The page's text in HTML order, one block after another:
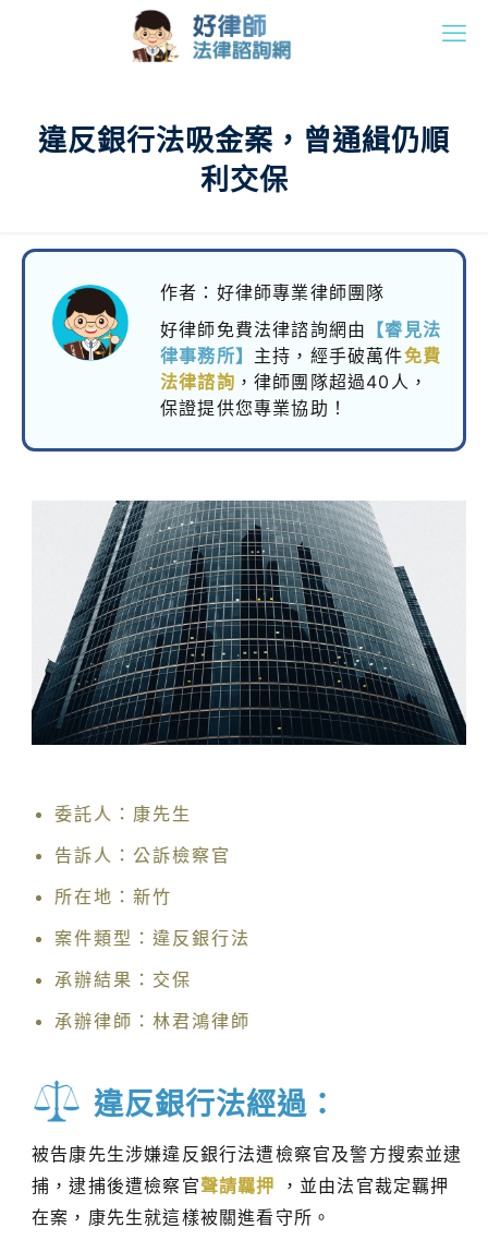
違反銀行法吸金案，曾通緝仍順
利交保
作者：好律師專業律師團隊
好律師免費法律諮詢網由
【睿見法
律事務所】 主持， 經手破萬件免費
法律諮詢 ，律師團隊超過40人，
保證提供您專業協助！
委託人：康先生
告訴人：公訴檢察官
所在地：新竹
案件類型：違反銀行法
承辦結果：交保
承辦律師：林君鴻律師
違反銀行法經過：
被告康先生涉嫌違反銀行法遭檢察官及警方搜索並逮
捕，逮捕後遭檢察官聲請羈押
，並由法官裁定羈押
在案，康先生就這樣被關進看守所。